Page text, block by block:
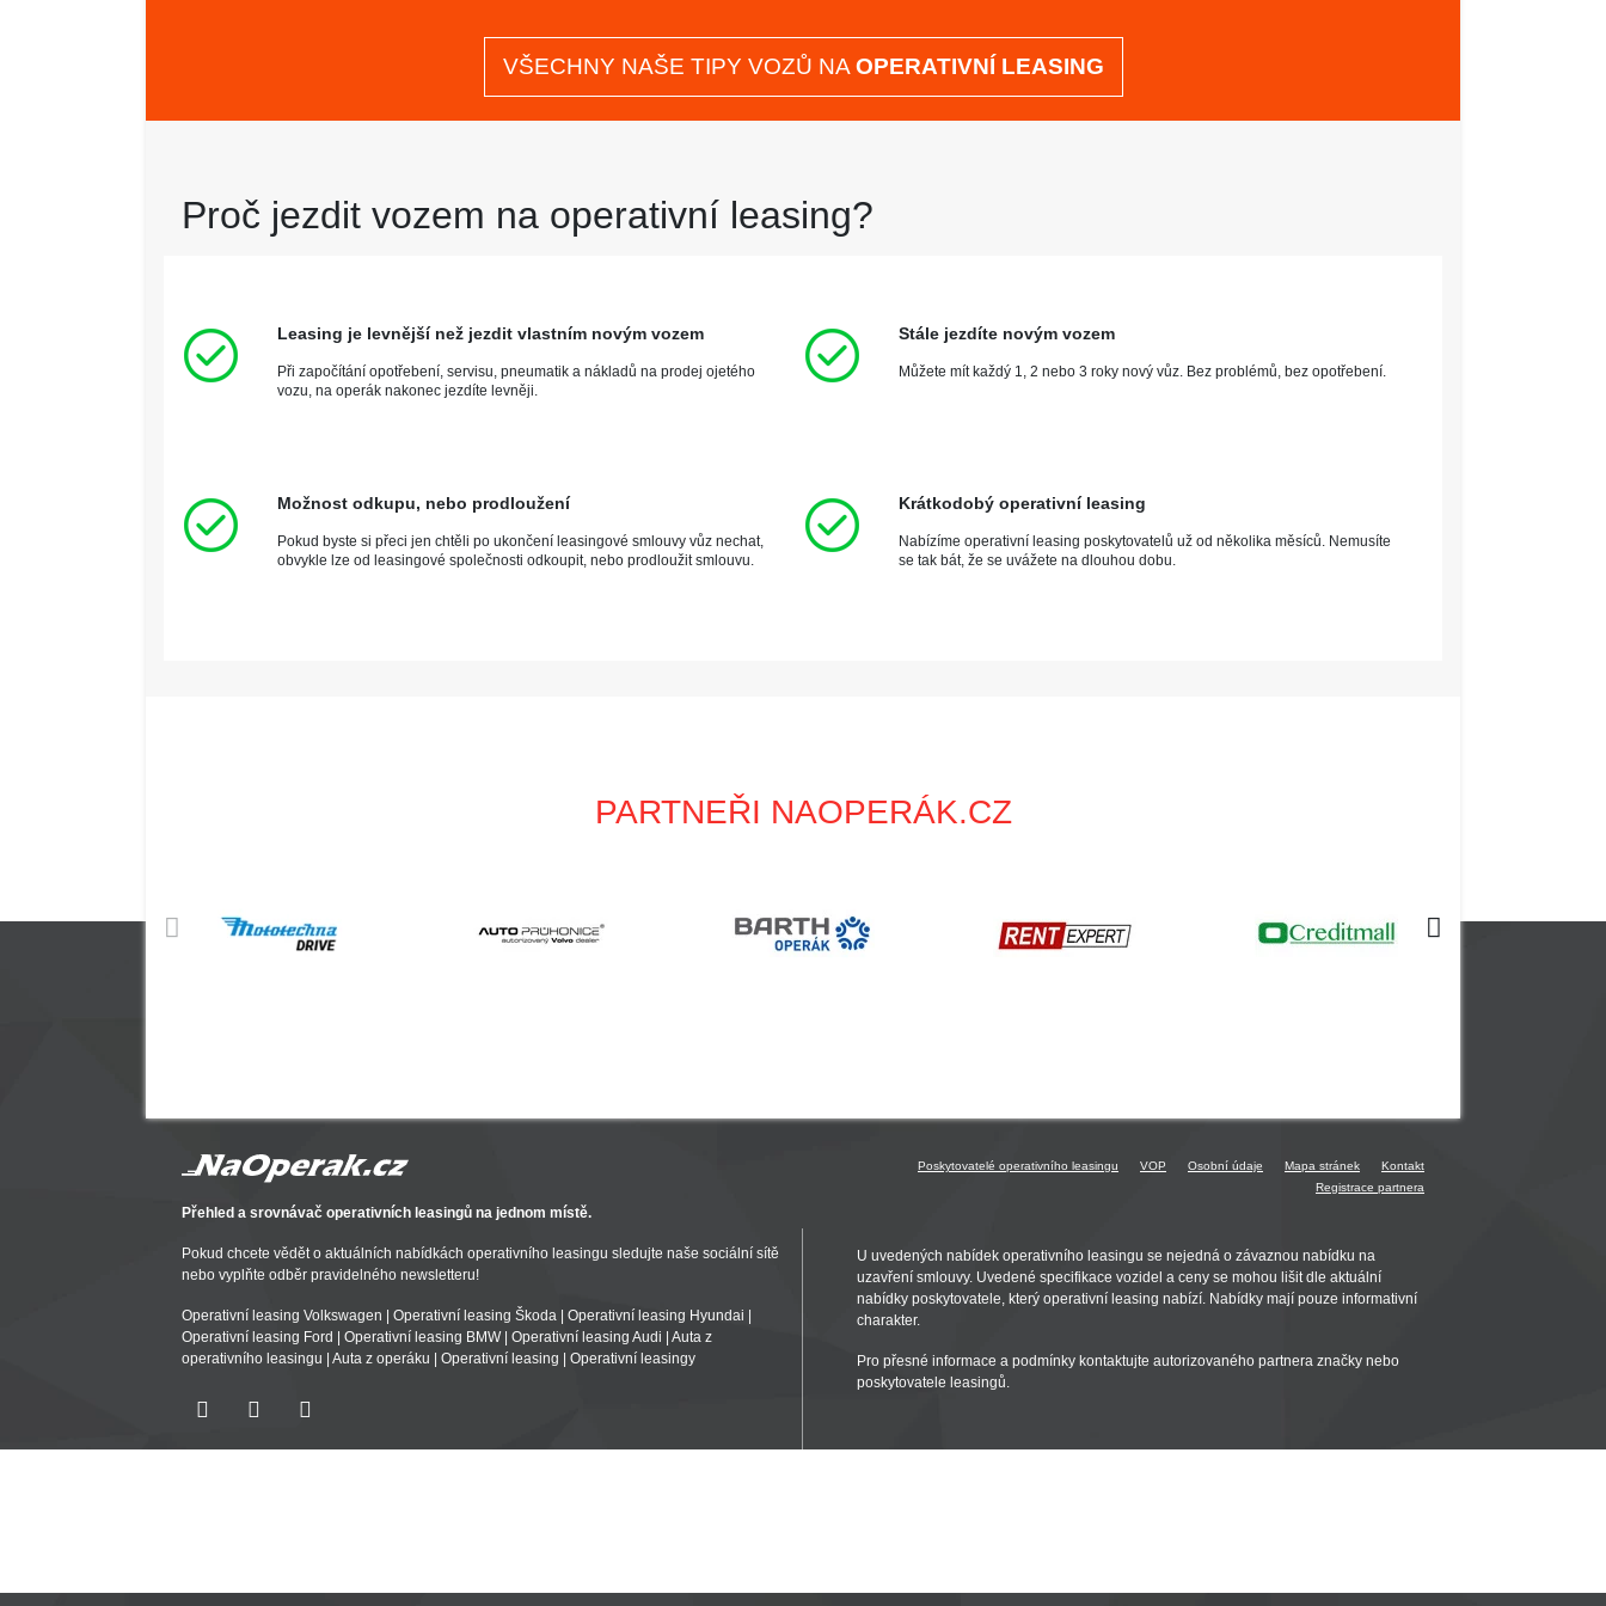
bezklíčové odemykání
BMW X3 je jedním z nejvýznamnějších SUV na trhu, které kombinují styl, výkon a
praktičnost. Tento model se vyznačuje elegantním designem, prostorným interiérem a
VÝBAVA:
VŠECHNY NAŠE TIPY VOZŮ NA OPERATIVNÍ LEASING
Proč jezdit vozem na operativní leasing?
Leasing je levnější než jezdit vlastním novým vozem
Při započítání opotřebení, servisu, pneumatik a nákladů na prodej ojetého
vozu, na operák nakonec jezdíte levněji.
Stále jezdíte novým vozem
Můžete mít každý 1, 2 nebo 3 roky nový vůz. Bez problémů, bez opotřebení.
Možnost odkupu, nebo prodloužení
Pokud byste si přeci jen chtěli po ukončení leasingové smlouvy vůz nechat,
obvykle lze od leasingové společnosti odkoupit, nebo prodloužit smlouvu.
Krátkodobý operativní leasing
Nabízíme operativní leasing poskytovatelů už od několika měsíců. Nemusíte
se tak bát, že se uvážete na dlouhou dobu.
PARTNEŘI NAOPERÁK.CZ
Přehled a srovnávač operativních leasingů na jednom místě.
Pokud chcete vědět o aktuálních nabídkách operativního leasingu sledujte naše sociální sítě
nebo vyplňte odběr pravidelného newsletteru!
Operativní leasing Volkswagen Operativní leasing Škoda Operativní leasing Hyundai
Operativní leasing Ford
Operativní leasing BMW| Operativní leasing Audi
Auta z
operativního leasingu
Auta z operáku Operativní leasing Operativní leasingy
Poskytovatelé operativního leasingu VOP Osobní údaje Mapa stránek
Kontakt
Registrace partnera
U uvedených nabídek operativního leasingu se nejedná o závaznou nabídku na
uzavření smlouvy. Uvedené specifikace vozidel a ceny se mohou lišit dle aktuální
nabídky poskytovatele, který operativní leasing nabízí. Nabídky mají pouze informativní
charakter.
Pro přesné informace a podmínky kontaktujte autorizovaného partnera značky nebo
poskytovatele leasingů.